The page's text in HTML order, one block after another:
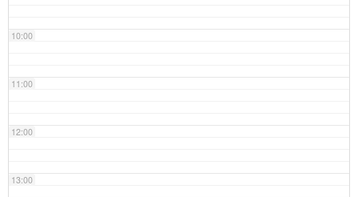
10:00
11:00
12:00
13:00